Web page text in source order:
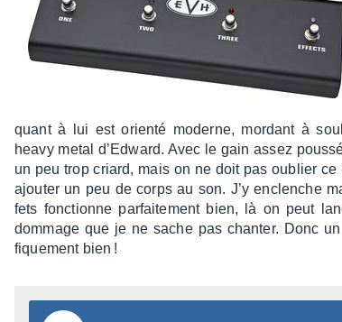
quant à lui est orienté moderne, mordant à
heavy metal d’Ed­ward. Avec le gain assez
un peu trop criard, mais on ne doit pas oublier
ajou­ter un peu de corps au son. J’y enclenche
fets fonc­tionne parfai­te­ment bien, là on peut
dommage que je ne sache pas chan­ter. Donc
fique­ment bien !